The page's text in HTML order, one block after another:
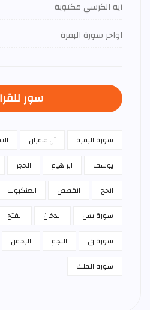
آية الكرسي مكتوبة
اواخر سورة البقرة
سور
سورة البقرة آل عمران
يوسف
ابراهيم الحجر
الحج
القصص العنكبوت
سورة يس
الدخان الفتح
سورة ق
النجم الرحمن
سورة الملك